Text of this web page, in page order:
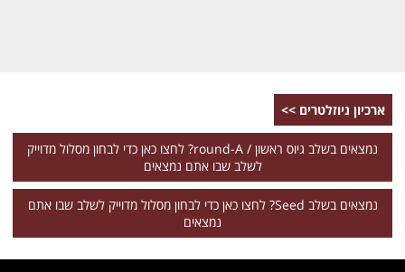
ארכיון ניוזלטרים >>
נמצאים בשלב גיוס ראשון / round-A? לחצו כאן כדי לבחון מסלול מדוייק
לשלב שבו אתם נמצאים
נמצאים בשלב Seed? לחצו כאן כדי לבחון מסלול מדוייק לשלב שבו אתם
נמצאים